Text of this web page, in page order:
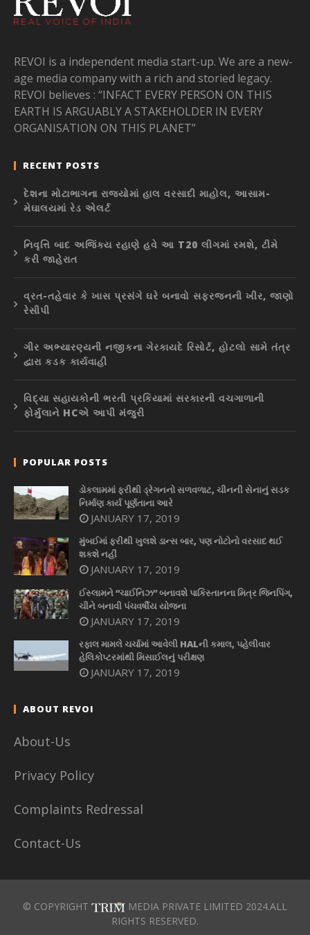
REVOI is a independent media start-up. We are a new-
age media company with a rich and storied legacy.
REVOI believes : “INFACT EVERY PERSON ON THIS
EARTH IS ARGUABLY A STAKEHOLDER IN EVERY
ORGANISATION ON THIS PLANET”
RECENT POSTS
દેશના મોટાભાગના રાજ્યોમાં હાલ વરસાદી માહોલ, આસામ-
મેઘાલયમાં રેડ એલર્ટ
નિવૃત્તિ બાદ અજિંક્ય રહાણે હવે આ T20 લીગમાં રમશે, ટીમે
કરી જાહેરાત
વ્રત-તહેવાર કે ખાસ પ્રસંગે ઘરે બનાવો સફરજનની ખીર, જાણો
રેસીપી
ગીર અભ્યારણ્યની નજીકના ગેરકાયદે રિસોર્ટ, હોટલો સામે તંત્ર
દ્વારા કડક કાર્યવાહી
વિદ્યા સહાયકોની ભરતી પ્રકિયામાં સરકારની વચગાળાની
ફોર્મુલાને HCએ આપી મંજુરી
POPULAR POSTS
ડોકલામમાં ફરીથી ડ્રેગનનો સળવળાટ, ચીનની સેનાનું સડક
નિર્માણ કાર્ય પૂર્ણતાના આરે
JANUARY 17, 2019
મુંબઈમાં ફરીથી ખુલશે ડાન્સ બાર, પણ નોટોનો વરસાદ થઈ
શકશે નહીં
JANUARY 17, 2019
ઈસ્લામને “ચાઈનિઝ” બનાવશે પાકિસ્તાનના મિત્ર જિનપિંગ,
ચીને બનાવી પંચવર્ષીય યોજના
JANUARY 17, 2019
રફાલ મામલે ચર્ચામાં આવેલી HALની કમાલ, પહેલીવાર
હેલિકોપ્ટરમાંથી મિસાઈલનું પરીક્ષણ
JANUARY 17, 2019
ABOUT REVOI
About-Us
Privacy Policy
Complaints Redressal
Contact-Us
© COPYRIGHT
MEDIA PRIVATE LIMITED 2024.ALL
RIGHTS RESERVED.